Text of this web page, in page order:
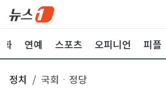
화 연예 스포츠 오피니언 피플
정치 국회ㆍ정당